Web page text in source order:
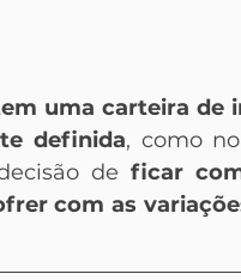
uma carteira de
definida, como
de ficar
com as